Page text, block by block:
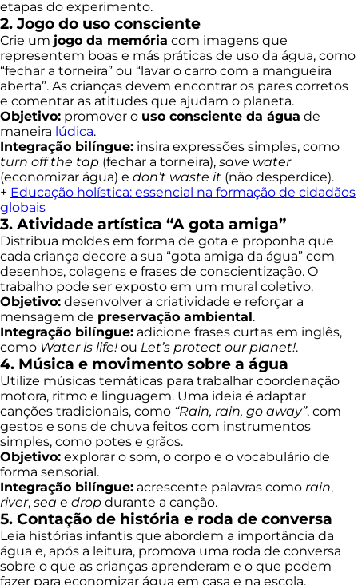
etapas do experimento.
2. Jogo do uso consciente
Crie um jogo da memória com imagens que
representem boas e más práticas de uso da água, como
“fechar a torneira” ou “lavar o carro com a mangueira
aberta”. As crianças devem encontrar os pares corretos
e comentar as atitudes que ajudam o planeta.
Objetivo: promover o uso consciente da água de
maneira lúdica.
Integração bilíngue: insira expressões simples, como
turn off the tap (fechar a torneira), save water
(economizar água) e don’t waste it (não desperdice).
+ Educação holística: essencial na formação de cidadãos
globais
3. Atividade artística “A gota amiga”
Distribua moldes em forma de gota e proponha que
cada criança decore a sua “gota amiga da água” com
desenhos, colagens e frases de conscientização. O
trabalho pode ser exposto em um mural coletivo.
Objetivo: desenvolver a criatividade e reforçar a
mensagem de preservação ambiental.
Integração bilíngue: adicione frases curtas em inglês,
como Water is life! ou Let’s protect our planet!.
4. Música e movimento sobre a água
Utilize músicas temáticas para trabalhar coordenação
motora, ritmo e linguagem. Uma ideia é adaptar
canções tradicionais, como “Rain, rain, go away”, com
gestos e sons de chuva feitos com instrumentos
simples, como potes e grãos.
Objetivo: explorar o som, o corpo e o vocabulário de
forma sensorial.
Integração bilíngue: acrescente palavras como rain,
river, sea e drop durante a canção.
5. Contação de história e roda de conversa
Leia histórias infantis que abordem a importância da
água e, após a leitura, promova uma roda de conversa
sobre o que as crianças aprenderam e o que podem
fazer para economizar água em casa e na escola.